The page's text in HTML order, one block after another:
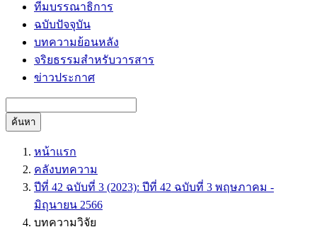
ทีมบรรณาธิการ
ฉบับปัจจุบัน
บทความย้อนหลัง
จริยธรรมสำหรับวารสาร
ข่าวประกาศ
ค้นหา
หน้าแรก
คลังบทความ
ปีที่ 42 ฉบับที่ 3 (2023): ปีที่ 42 ฉบับที่ 3 พฤษภาคม -
มิถุนายน 2566
บทความวิจัย